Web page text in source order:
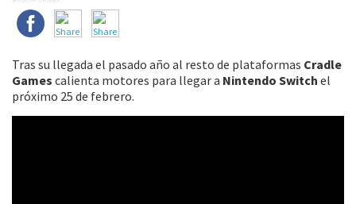
Tras su llegada el pasado año al resto de plataformas Cradle
Games calienta motores para llegar a Nintendo Switch el
próximo 25 de febrero.